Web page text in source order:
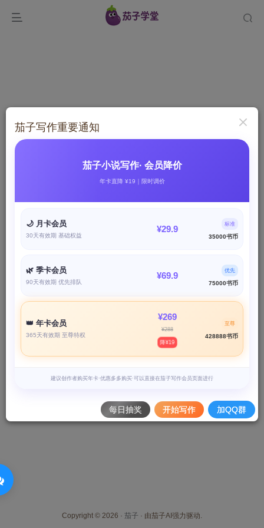
记住登录 账号密码登录
登录
Copyright © 2026 · 茄子 · 由茄子AI强力驱动.
茄子写作重要通知
茄子小说写作· 会员降价
年卡直降 ¥19｜限时调价
🌙 月卡会员
30天有效期 基础权益
¥29.9 标准
35000书币
🌿 季卡会员
90天有效期 优先排队
¥69.9 优先
75000书币
👑 年卡会员
365天有效期 至尊特权
¥269
¥288
降¥19
至尊
428888书币
建议创作者购买年卡·优惠多多购买·可以直接在茄子写作会员页面进行
每日抽奖 开始写作 加QQ群